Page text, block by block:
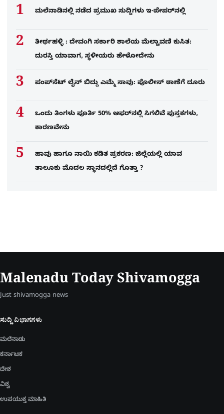
ಮಲೆನಾಡಿನಲ್ಲಿ ನಡೆದ ಪ್ರಮುಖ ಸುದ್ದಿಗಳು ಇ-ಪೇಪರ್​​​​ನಲ್ಲಿ
ತೀರ್ಥಹಳ್ಳಿ : ದೇವಂಗಿ ಸರ್ಕಾರಿ ಶಾಲೆಯ ಮೆಲ್ಚಾವಣಿ ಕುಸಿತ:
ದುರಸ್ತಿ ಯಾವಾಗ, ಸ್ಥಳೀಯರು ಹೇಳೋದೇನು
ಪಂಪ್‌ಸೆಟ್ ಲೈನ್ ಬಿದ್ದು ಎಮ್ಮೆ ಸಾವು: ಪೊಲೀಸ್ ಠಾಣೆಗೆ ದೂರು
ಒಂದು ತಿಂಗಳು ಪೂರ್ತಿ 50% ಆಫರ್​ನಲ್ಲಿ ಸಿಗಲಿವೆ ಪುಸ್ತಕಗಳು,
ಕಾರಣವೇನು
ಹಾವು ಹಾಗೂ ನಾಯಿ ಕಡಿತ ಪ್ರಕರಣ: ಜಿಲ್ಲೆಯಲ್ಲಿ ಯಾವ
ತಾಲೂಕು ಮೊದಲ ಸ್ಥಾನದಲ್ಲಿದೆ ಗೊತ್ತಾ ?
Malenadu Today Shivamogga
Just shivamogga news
ಸುದ್ದಿ ವಿಭಾಗಗಳು
ಮಲೆನಾಡು
ಕರ್ನಾಟಕ
ದೇಶ
ವಿಶ್ವ
ಉಪಯುಕ್ತ ಮಾಹಿತಿ